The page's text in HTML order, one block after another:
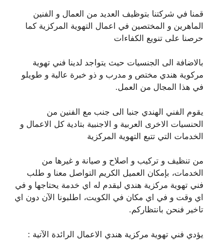
قمنا في شركتنا بتوظيف العديد من العمال و الفنين
الماهرين و المختصين في اعمال التهوية المركزية كما
حرصنا على تنويع الكفاءات
بالاضافة الى الجنسيات حيث يتواجد لدينا فني تهوية
مركوية هندي مختص و مدرب و ذو خبرة عالية و طويلو
في هذا المجال من العمل.
يقوم الفني الهندي جنبا الى جنب مع الفنين من
الحنسيات الاخرى العربية و الاجنبية بتادية كل الاعمال و
الخدمات التي تتبع التهوية المركزية
من تنظيف و تركيب و اصلاح و صيانة و غيرها من
الخدمات، بإمكان العميل الكريم التواصل معنا و طلب
فني تهوية مركزية هندي ليقدم له اي خدمة يحتاجها و في
اي وقت و في اي مكان في الكويت، اطلبونا الآن دون اي
تاخير فنحن بانتظاركم.
يؤدي فني تهوية مركزية هندي الاعمال الرائدة الآتية :